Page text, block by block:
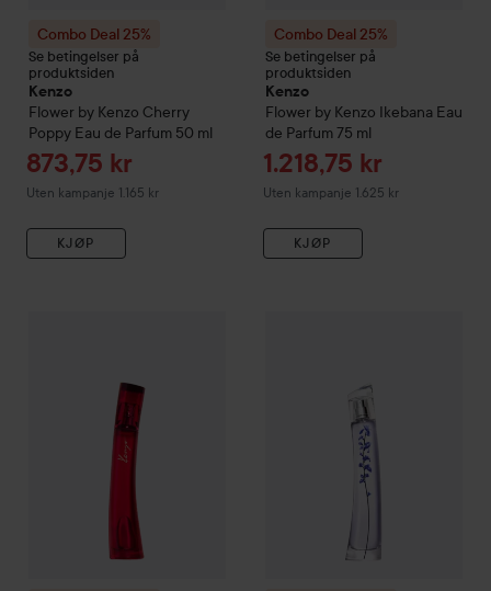
Combo Deal 25%
Se betingelser på
produktsiden
Kenzo
Flower by Kenzo Cherry
Poppy Eau de Parfum 50 ml
Tilbudspris
873,75 kr
Uten kampanje 1.165 kr
KJØP
Combo Deal 25%
Se betingelser på
produktsiden
Kenzo
Flower by Kenzo Ikebana Eau
de Parfum75 ml
Tilbudspris
1.218,75 kr
Uten kampanje 1.625 kr
KJØP